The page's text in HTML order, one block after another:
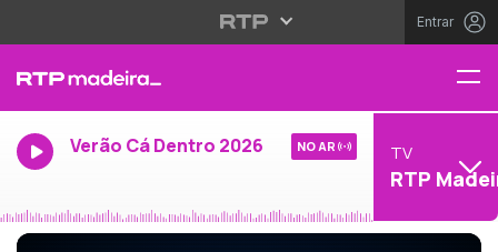
Entrar
Verão Cá Dentro 2026 NO AR TV
RTP